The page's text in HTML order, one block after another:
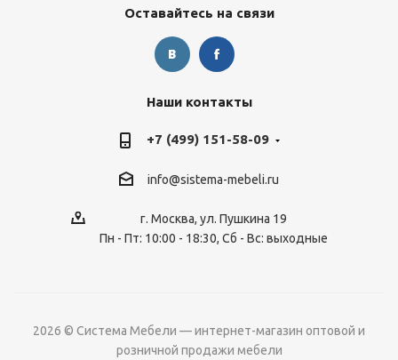
Оставайтесь на связи
Наши контакты
+7 (499) 151-58-09
info@sistema-mebeli.ru
г. Москва, ул. Пушкина 19
Пн - Пт: 10:00 - 18:30, Сб - Вс: выходные
2026 © Система Мебели — интернет-магазин оптовой и
розничной продажи мебели